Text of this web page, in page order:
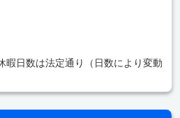
暇日数は法定通り（日数により変動